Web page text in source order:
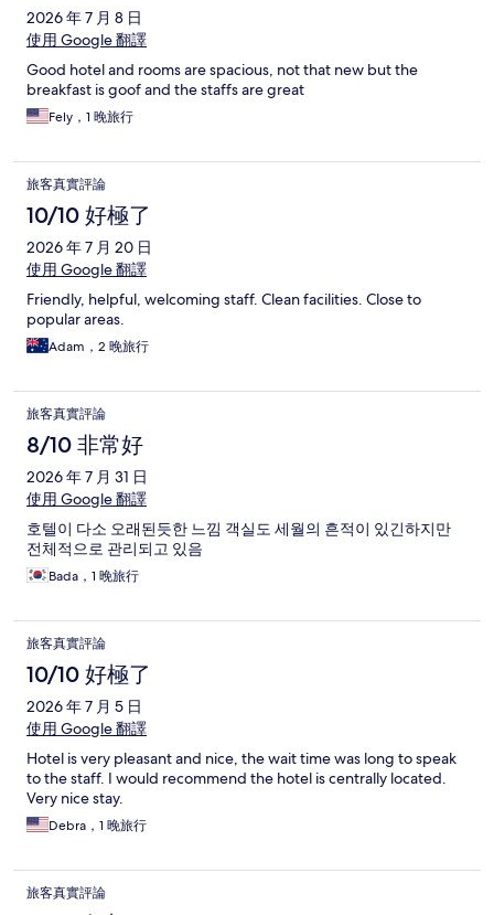
2026 年 7 月 8 日
使用 Google 翻譯
Good hotel and rooms are spacious, not that new but the
breakfast is goof and the staffs are great
Fely，1 晚旅行
旅客真實評論
10/10 好極了
2026 年 7 月 20 日
使用 Google 翻譯
Friendly, helpful, welcoming staff. Clean facilities. Close to
popular areas.
Adam，2 晚旅行
旅客真實評論
8/10 非常好
2026 年 7 月 31 日
使用 Google 翻譯
호텔이 다소 오래된듯한 느낌 객실도 세월의 흔적이 있긴하지만
전체적으로 관리되고 있음
Bada，1 晚旅行
旅客真實評論
10/10 好極了
2026 年 7 月 5 日
使用 Google 翻譯
Hotel is very pleasant and nice, the wait time was long to speak
to the staff. I would recommend the hotel is centrally located.
Very nice stay.
Debra，1 晚旅行
旅客真實評論